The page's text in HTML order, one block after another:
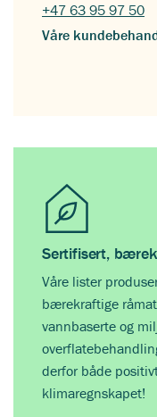
+47 63 95 97 50
Våre
Sertifisert,
Våre lister
bærekraftige
vannbaserte og
derfor både
klimaregnskapet!